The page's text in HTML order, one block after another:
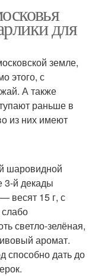
для
земле,
этого, с
А также
раньше в
из них имеют
шаровидной
3-й декады
весят 15 г, с
светло-зелёная,
аромат.
способно дать до